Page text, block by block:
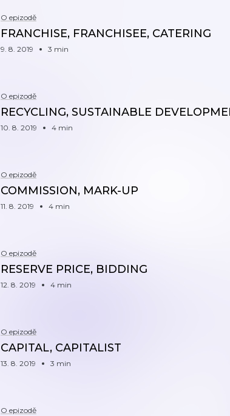
O epizodě
FRANCHISE, FRANCHISEE, CATERING
9. 8. 2019 3 min
O epizodě
RECYCLING, SUSTAINABLE
10. 8. 2019 4 min
O epizodě
COMMISSION, MARK-UP
11. 8. 2019 4 min
O epizodě
RESERVE PRICE, BIDDING
12. 8. 2019 4 min
O epizodě
CAPITAL, CAPITALIST
13. 8. 2019 3 min
O epizodě